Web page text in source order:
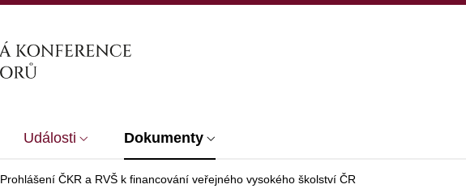
Události Dokumenty
Prohlášení ČKR a RVŠ k financování veřejného vysokého školství ČR